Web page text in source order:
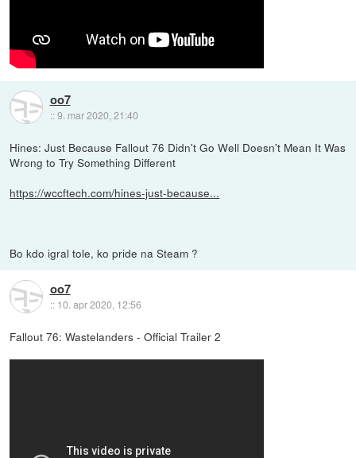
oo7
::9. mar 2020, 21:40
Hines: Just Because Fallout 76 Didn't Go Well Doesn't Mean It Was
Wrong to Try Something Different
https://wccftech.com/hines-just-because...
Bo kdo igral tole, ko pride na Steam ?
oo7
:: 10. apr 2020, 12:56
Fallout 76: Wastelanders - Official Trailer 2